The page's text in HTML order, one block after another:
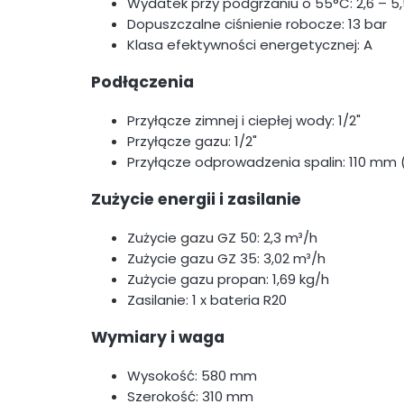
Dopuszczalne ciśnienie robocze: 13 bar
Klasa efektywności energetycznej: A
Podłączenia
Przyłącze zimnej i ciepłej wody: 1/2"
Przyłącze gazu: 1/2"
Przyłącze odprowadzenia spalin: 110 mm
Zużycie energii i zasilanie
Zużycie gazu GZ 50: 2,3 m³/h
Zużycie gazu GZ 35: 3,02 m³/h
Zużycie gazu propan: 1,69 kg/h
Zasilanie: 1 x bateria R20
Wymiary i waga
Wysokość: 580 mm
Szerokość: 310 mm